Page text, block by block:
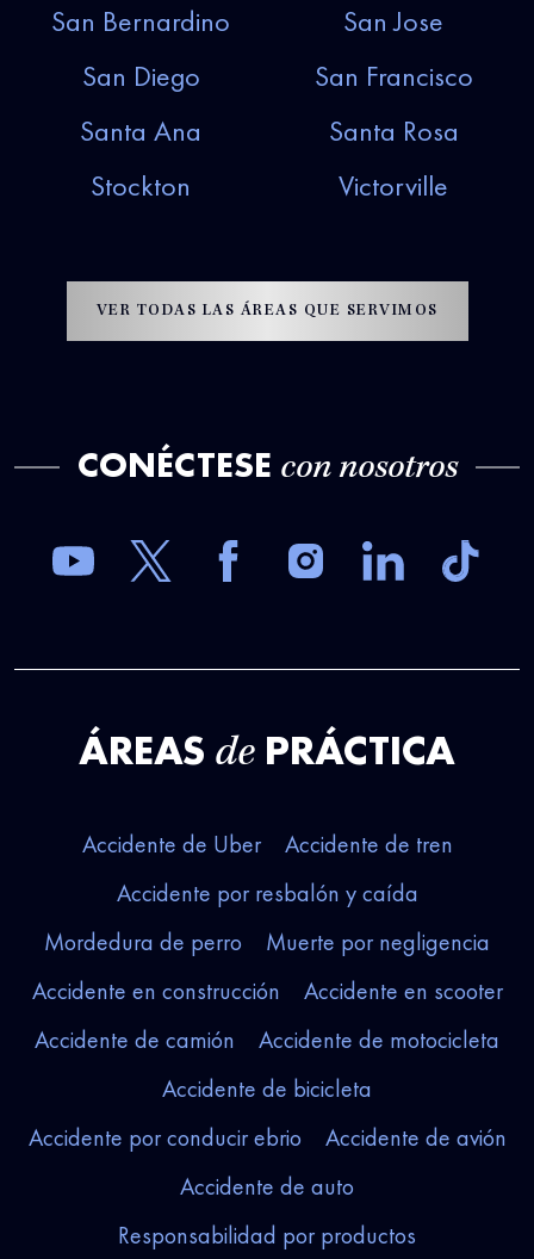
San Bernardino
San Jose
San Diego
San Francisco
Santa Ana
Santa Rosa
Stockton
Victorville
VER TODAS LAS ÁREAS QUE SERVIMOS
CONÉCTESE con nosotros
ÁREAS de PRÁCTICA
Accidente de Uber
Accidente de tren
Accidente por resbalón y caída
Mordedura de perro
Muerte por negligencia
Accidente en construcción
Accidente en scooter
Accidente de camión
Accidente de motocicleta
Accidente de bicicleta
Accidente por conducir ebrio
Accidente de avión
Accidente de auto
Responsabilidad por productos